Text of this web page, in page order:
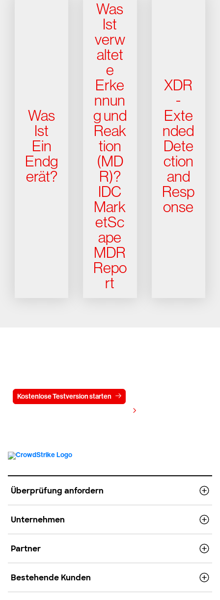
Was
Ist
Ein
Endg
erät?
Was
Ist
verw
altet
e
Erke
nnun
g und
Reak
tion
(MD
R)?
IDC
Mark
etSc
ape
MDR
Repo
rt
XDR
-
Exte
nded
Dete
ction
and
Resp
onse
Kostenlose Testversion starten
Überprüfung anfordern
Unternehmen
Partner
Bestehende Kunden